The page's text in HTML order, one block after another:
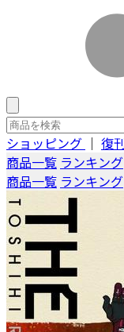
ショッピング ｜ 復
商品一覧 ランキング
商品一覧 ランキング